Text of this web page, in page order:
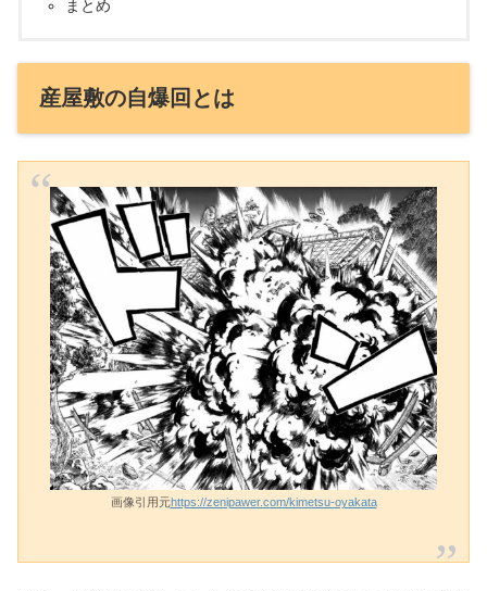
まとめ
産屋敷の自爆回とは
画像引用元https://zenipawer.com/kimetsu-oyakata